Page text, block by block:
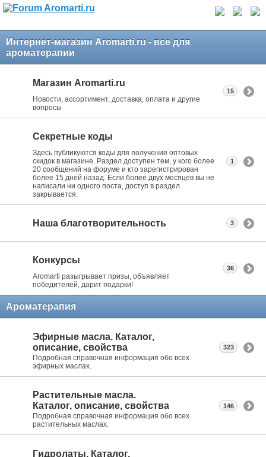
Интернет-магазин Aromarti.ru - все для
ароматерапии
Магазин Aromarti.ru
Новости, ассортимент, доставка, оплата и другие
вопросы
15
Секретные коды
Здесь публикуются коды для получения оптовых
скидок в магазине. Раздел доступен тем, у кого более
20 сообщений на форуме и кто зарегистрирован
более 15 дней назад. Если более двух месяцев вы не
написали ни одного поста, доступ в раздел
закрывается.
1
Наша благотворительность 3
Конкурсы
Aromarti разыгрывает призы, объявляет
победителей, дарит подарки!
36
Ароматерапия
Эфирные масла. Каталог,
описание, свойства
Подробная справочная информация обо всех
эфирных маслах.
323
Растительные масла.
Каталог, описание, свойства
Подробная справочная информация обо всех
растительных маслах.
146
Гидролаты. Каталог,